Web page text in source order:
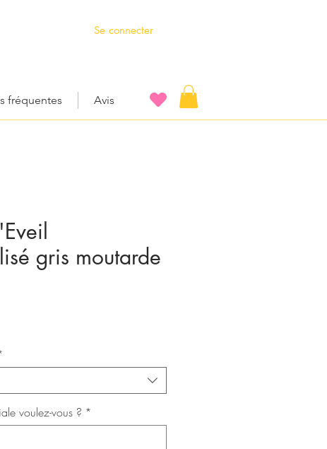
Se connecter
fréquentes Avis
gris moutarde
voulez-vous ? *